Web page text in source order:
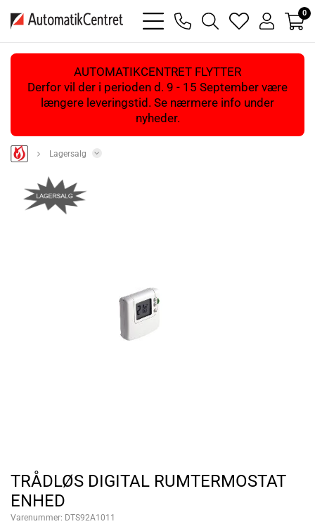
bars
light
phone
magnifying
glass
heart
light
user
light
0
AUTOMATIKCENTRET FLYTTER
Derfor vil der i perioden d. 9 - 15 September være
længere leveringstid. Se nærmere info under
nyheder.
Lagersalg
TRÅDLØS DIGITAL RUMTERMOSTAT
ENHED
Varenummer: DTS92A1011